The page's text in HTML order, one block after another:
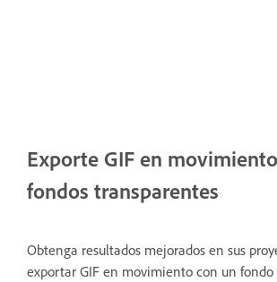
Exporte GIF en
fondos transparentes
Obtenga resultados mejorados en sus
exportar GIF en movimiento con un fondo